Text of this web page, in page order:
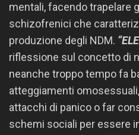
mentali, facendo trapelare
schizofrenici che
produzione degli NDM.
riflessione sul concetto di
neanche troppo tempo fa
atteggiamenti
attacchi di panico o far
schemi sociali per essere